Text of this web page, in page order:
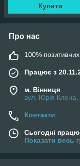
Купити
Про нас
100% позитивних
Працює з
м. Вінниця
вул. Юрія Клена,
Контакти
Сьогодні
Показати весь